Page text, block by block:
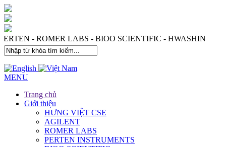
- ROMER LABS - BIOO SCIENTIFIC - HWASHIN
MENU
Trang chủ
Giới thiệu
HƯNG VIỆT CSE
AGILENT
ROMER LABS
PERTEN INSTRUMENTS